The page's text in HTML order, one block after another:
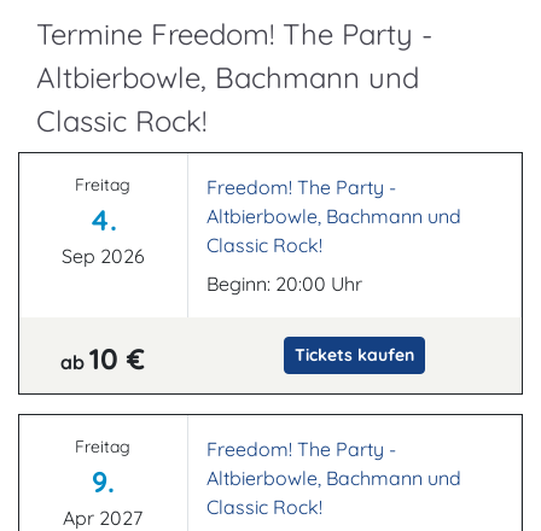
Termine Freedom! The Party -
Altbierbowle, Bachmann und
Classic Rock!
Freitag
4.
Sep 2026
Freedom! The Party -
Altbierbowle, Bachmann und
Classic Rock!
Beginn: 20:00 Uhr
ab10 € Tickets kaufen
Freitag
9.
Apr 2027
Freedom! The Party -
Altbierbowle, Bachmann und
Classic Rock!